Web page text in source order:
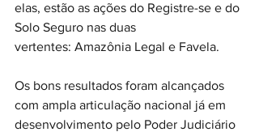
elas, estão as ações do Registre-se e do
Solo Seguro nas duas
vertentes: Amazônia Legal e Favela.
Os bons resultados foram alcançados
com ampla articulação nacional já em
desenvolvimento pelo Poder Judiciário